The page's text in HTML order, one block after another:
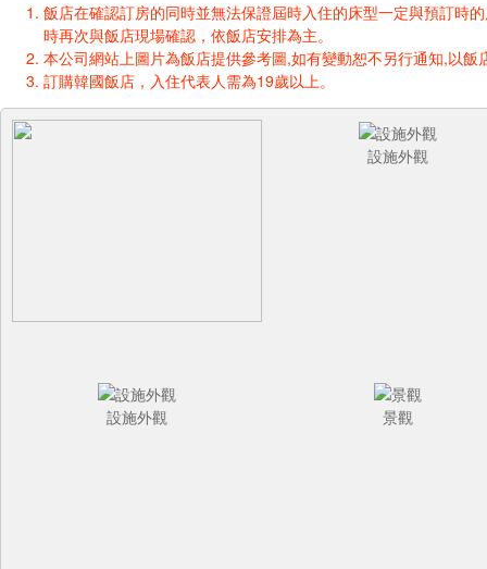
飯店在確認訂房的同時並無法保證屆時入住的床型一定與預訂時
時再次與飯店現場確認，依飯店安排為主。
本公司網站上圖片為飯店提供參考圖,如有變動恕不另行通知,以飯
訂購韓國飯店，入住代表人需為19歲以上。
設施外觀
設施外觀 景觀